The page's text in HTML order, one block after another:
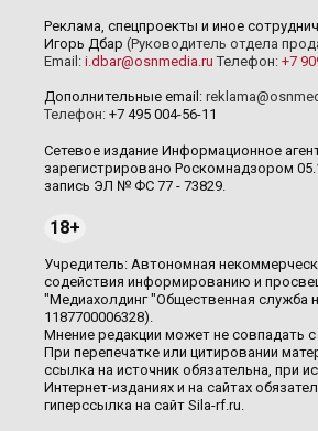
Реклама, спецпроекты и иное
Игорь Дбар (Руководитель отдела
Email: i.dbar@osnmedia.ru Телефон: +7
Дополнительные email:
Телефон: +7 495 004-56-11
Сетевое издание Информационное
зарегистрировано Роскомнадзором
запись ЭЛ № ФС 77 - 73829.
18+
Учредитель: Автономная
содействия информированию и
"Медиахолдинг "Общественная служба
1187700006328).
Мнение редакции может не совпадать
При перепечатке или цитировании
ссылка на источник обязательна, при
Интернет-изданиях и на сайтах
гиперссылка на сайт Sila-rf.ru.